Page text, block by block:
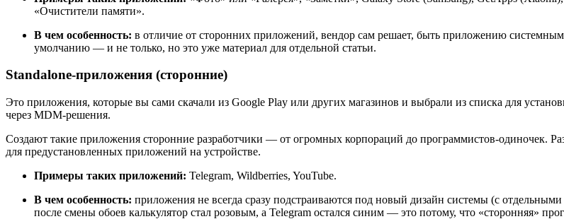
«Очистители памяти».
В чем особенность: в отличие от сторонних приложений, вендор сам решает, быть приложению
умолчанию — и не только, но это уже материал для отдельной статьи.
Standalone-приложения (сторонние)
Это приложения, которые вы сами скачали из Google Play или других магазинов и выбрали из списка для
через MDM-решения.
Создают такие приложения сторонние разработчики — от огромных корпораций до программистов-одиночек.
для предустановленных приложений на устройстве.
Примеры таких приложений: Telegram, Wildberries, YouTube.
В чем особенность: приложения не всегда сразу подстраиваются под новый дизайн системы (с
после смены обоев калькулятор стал розовым, а Telegram остался синим — это потому, что «сторонняя»